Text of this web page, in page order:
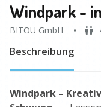
Windpark -
BITOU GmbH
Beschreibung
Windpark –